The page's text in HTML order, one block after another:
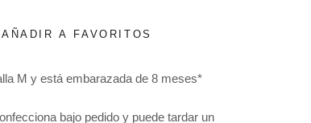
AÑADIR A FAVORITOS
M y está embarazada de 8 meses*
bajo pedido y puede tardar un